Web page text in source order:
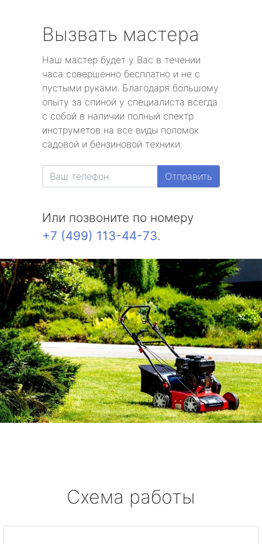
Вызвать мастера
Наш мастер будет у Вас в течении
часа совершенно бесплатно и не с
пустыми руками. Благодаря большому
опыту за спиной у специалиста всегда
с собой в наличии полный спектр
инструметов на все виды поломок
садовой и бензиновой техники.
Отправить
Или позвоните по номеру
+7 (499) 113-44-73.
Схема работы